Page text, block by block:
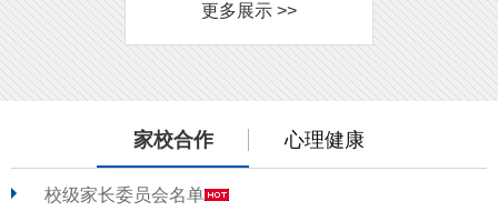
更多展示 >>
家校合作 心理健康
校级家长委员会名单